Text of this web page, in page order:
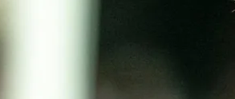
descarta volver al Valencia CF: